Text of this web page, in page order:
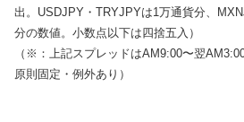
出。USDJPY・TRYJPYは1万通貨分、
分の数値。小数点以下は四捨五入）
（※：上記スプレッドはAM9:00〜翌
原則固定・例外あり）